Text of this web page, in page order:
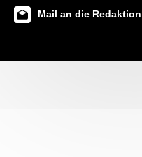
Mail an die Redaktion